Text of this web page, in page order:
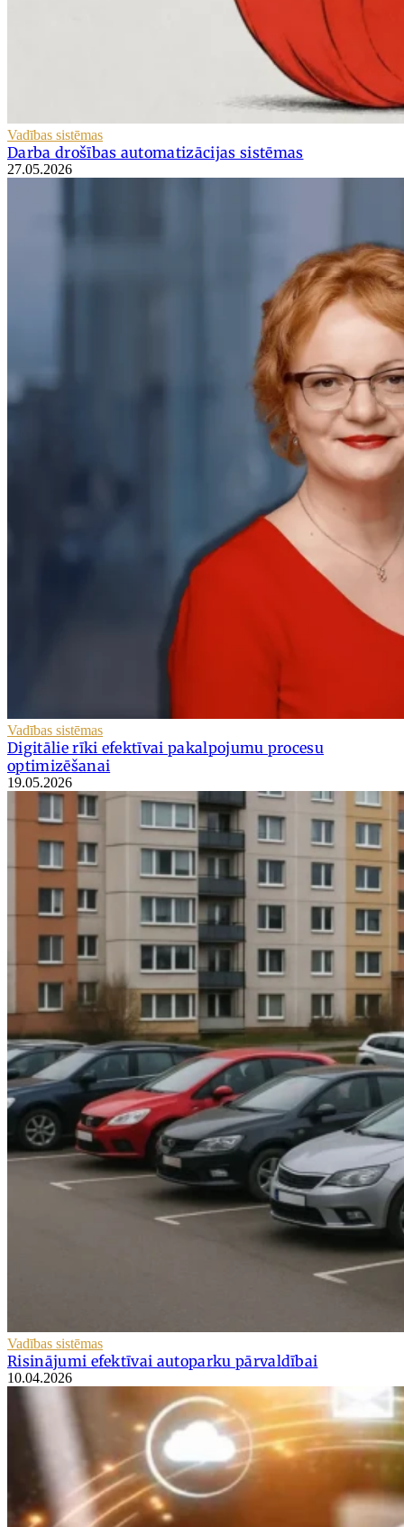
Vadības sistēmas
Darba drošības automatizācijas sistēmas
27.05.2026
Vadības sistēmas
Digitālie rīki efektīvai pakalpojumu procesu
optimizēšanai
19.05.2026
Vadības sistēmas
Risinājumi efektīvai autoparku pārvaldībai
10.04.2026